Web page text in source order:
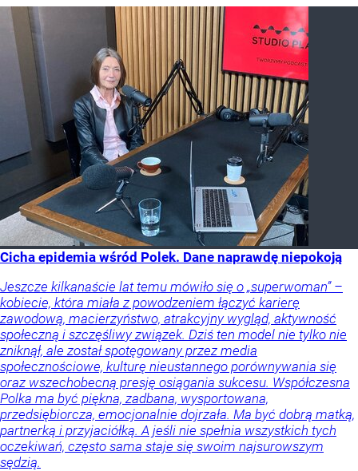
Cicha epidemia wśród Polek. Dane naprawdę niepokoją
Jeszcze kilkanaście lat temu mówiło się o „superwoman” –
kobiecie, która miała z powodzeniem łączyć karierę
zawodową, macierzyństwo, atrakcyjny wygląd, aktywność
społeczną i szczęśliwy związek. Dziś ten model nie tylko nie
zniknął, ale został spotęgowany przez media
społecznościowe, kulturę nieustannego porównywania się
oraz wszechobecną presję osiągania sukcesu. Współczesna
Polka ma być piękna, zadbana, wysportowana,
przedsiębiorcza, emocjonalnie dojrzała. Ma być dobrą matką,
partnerką i przyjaciółką. A jeśli nie spełnia wszystkich tych
oczekiwań, często sama staje się swoim najsurowszym
sędzią.